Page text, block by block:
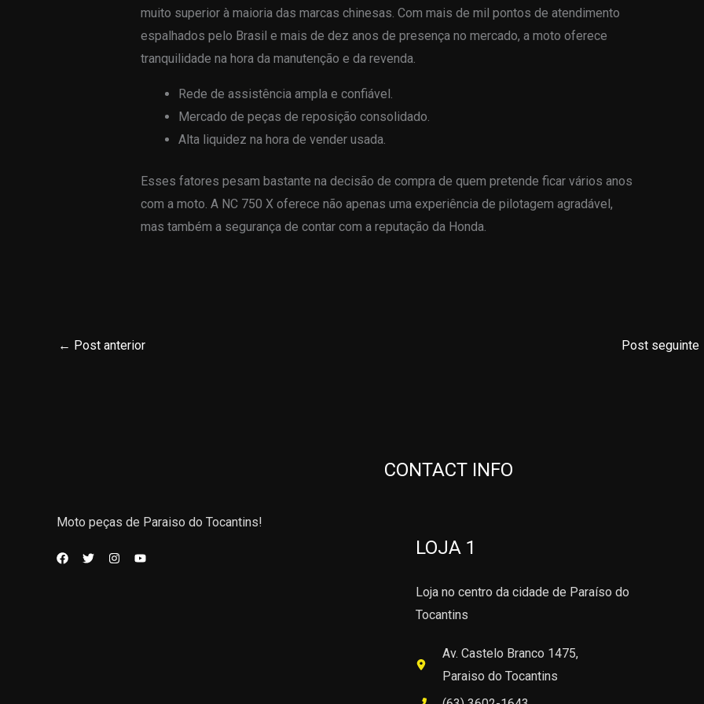
muito superior à maioria das marcas chinesas. Com mais de mil pontos de atendimento
espalhados pelo Brasil e mais de dez anos de presença no mercado, a moto oferece
tranquilidade na hora da manutenção e da revenda.
Rede de assistência ampla e confiável.
Mercado de peças de reposição consolidado.
Alta liquidez na hora de vender usada.
Esses fatores pesam bastante na decisão de compra de quem pretende ficar vários anos
com a moto. A NC 750 X oferece não apenas uma experiência de pilotagem agradável,
mas também a segurança de contar com a reputação da Honda.
← Post anterior Post seguinte
Moto peças de Paraiso do Tocantins!
CONTACT INFO
LOJA 1
Loja no centro da cidade de Paraíso do
Tocantins
Av. Castelo Branco 1475,
Paraiso do Tocantins